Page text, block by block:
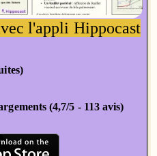
l'appli Hippocast
(4,7/5 - 113 avis)